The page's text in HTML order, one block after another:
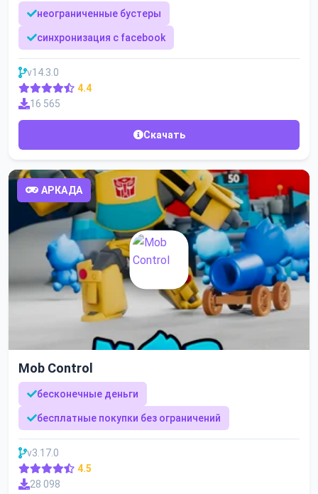
неограниченные бустеры
синхронизация с facebook
v14.3.0
4.4
16 565
Скачать
АРКАДА
Mob Control
бесконечные деньги
бесплатные покупки без ограничений
v3.17.0
4.5
28 098